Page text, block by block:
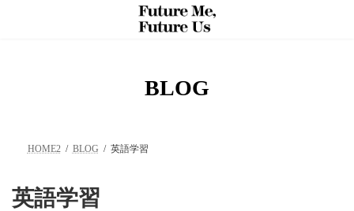
BLOG
HOME2 BLOG 英語学習
英語学習